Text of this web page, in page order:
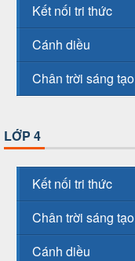
Kết nối tri thức
Cánh diều
Chân trời sáng tạo
LỚP 4
Kết nối tri thức
Chân trời sáng tạo
Cánh diều